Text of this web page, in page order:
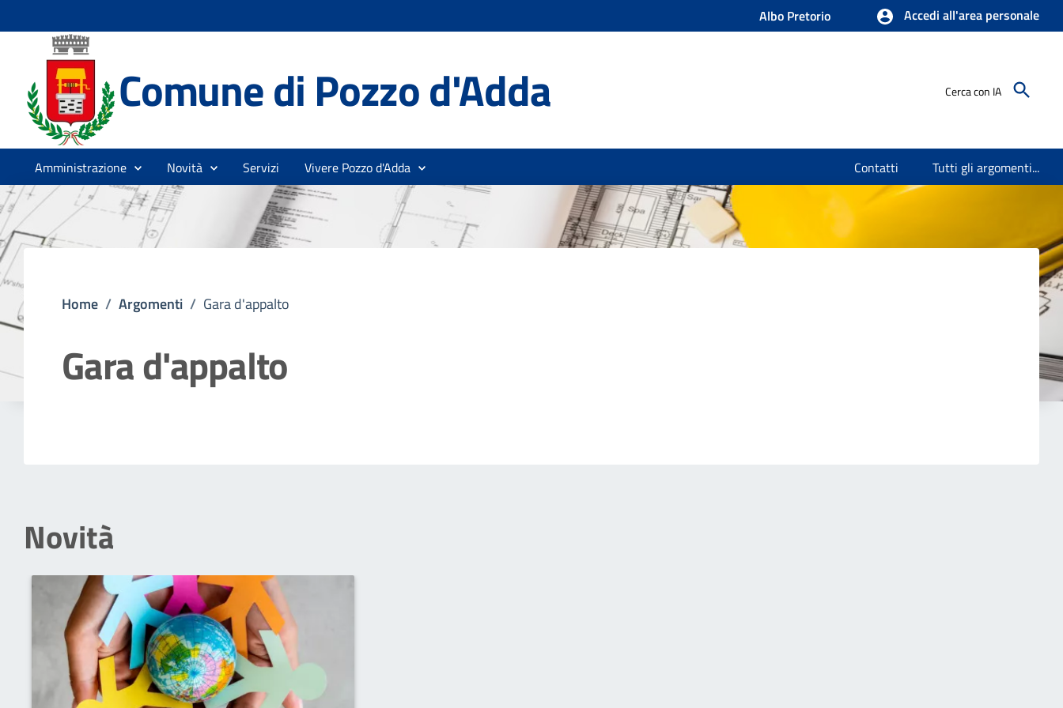
Albo Pretorio Accedi all'area personale
Comune di Pozzo d'Adda Cerca con IA
Amministrazione Novità Servizi Vivere Pozzo d'Adda Contatti Tutti gli argomenti...
Home / Argomenti / Gara d'appalto
Gara d'appalto
Novità